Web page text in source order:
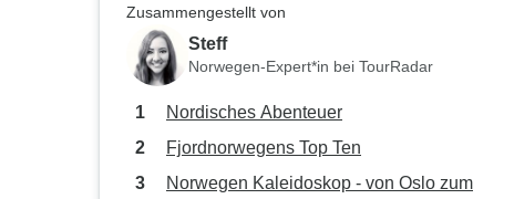
Zusammengestellt von
Steff
Norwegen-Expert*in bei TourRadar
Nordisches Abenteuer
Fjordnorwegens Top Ten
Norwegen Kaleidoskop - von Oslo zum